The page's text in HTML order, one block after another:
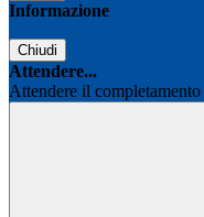
Informazione
Chiudi
Attendere...
Attendere il